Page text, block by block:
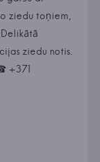
ziedu toņiem,
ziedu notis.
+371